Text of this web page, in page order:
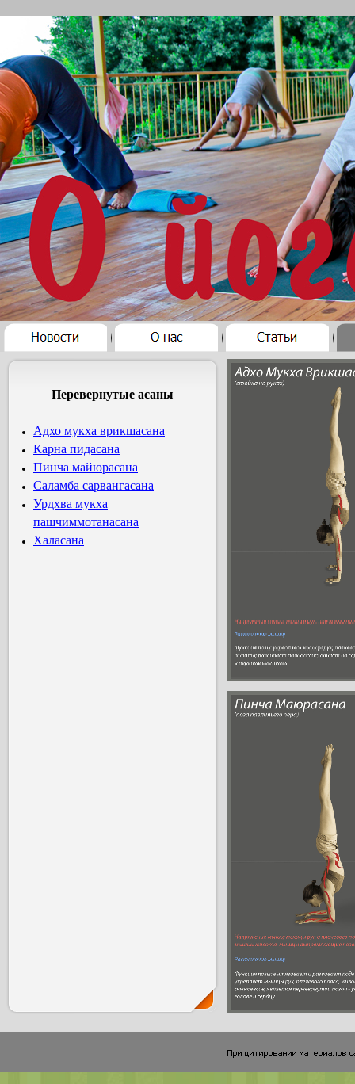
Перевернутые асаны
Адхо мукха врикшасана
Карна пидасана
Пинча майюрасана
Саламба сарвангасана
Урдхва мукха
пашчиммотанасана
Халасана